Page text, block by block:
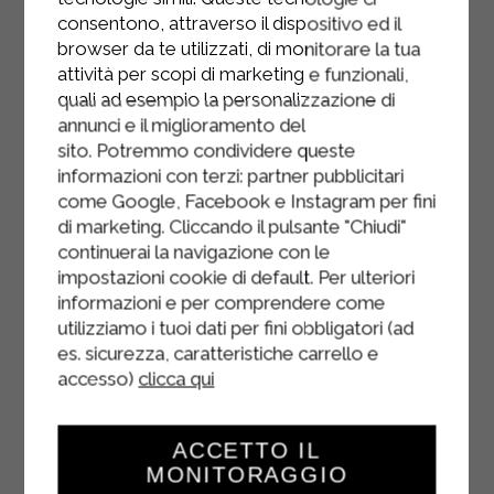
Sterilgarda, e sovrapponetevi l'altra
metà della torta.
consentono, attraverso il dispositivo ed il
browser da te utilizzati, di monitorare la tua
attività per scopi di marketing e funzionali,
quali ad esempio la personalizzazione di
annunci e il miglioramento del
sito. Potremmo condividere queste
informazioni con terzi: partner pubblicitari
come Google, Facebook e Instagram per fini
di marketing. Cliccando il pulsante "Chiudi"
continuerai la navigazione con le
impostazioni cookie di default. Per ulteriori
informazioni e per comprendere come
utilizziamo i tuoi dati per fini obbligatori (ad
es. sicurezza, caratteristiche carrello e
accesso) clicca qui
ACCETTO IL
MONITORAGGIO